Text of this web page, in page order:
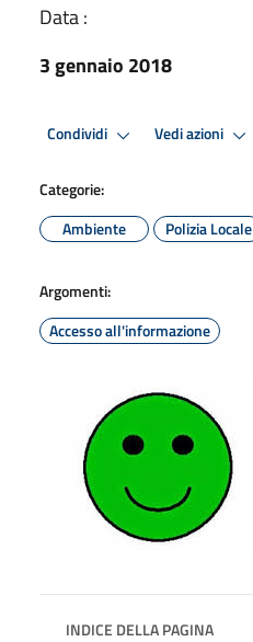
Data :
3 gennaio 2018
Condividi Vedi azioni
Categorie:
Ambiente
Polizia Locale
Argomenti:
Accesso all'informazione
INDICE DELLA PAGINA